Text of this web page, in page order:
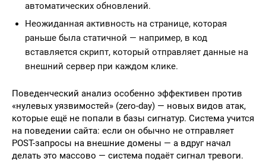
автоматических обновлений.
Неожиданная активность на странице, которая
раньше была статичной — например, в код
вставляется скрипт, который отправляет данные на
внешний сервер при каждом клике.
Поведенческий анализ особенно эффективен против
«нулевых уязвимостей» (zero-day) — новых видов атак,
которые ещё не попали в базы сигнатур. Система учится
на поведении сайта: если он обычно не отправляет
POST-запросы на внешние домены — а вдруг начал
делать это массово — система подаёт сигнал тревоги.